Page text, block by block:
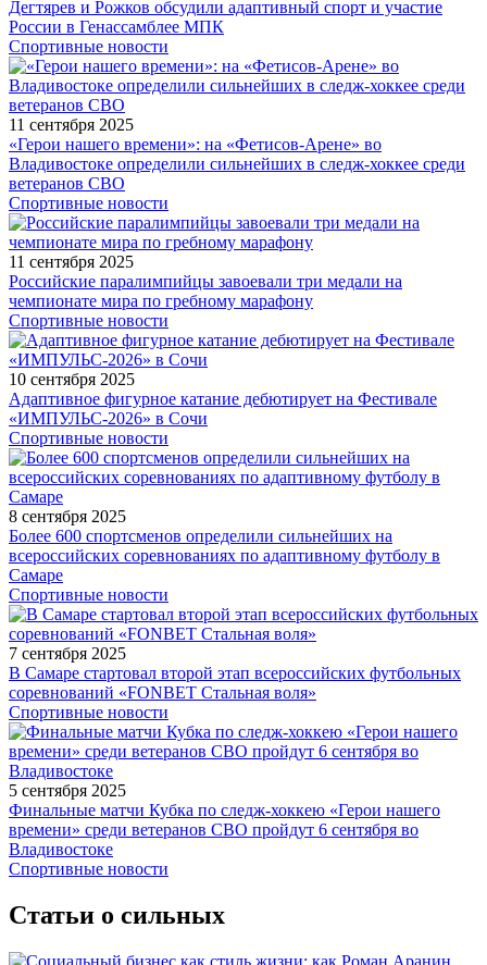
Дегтярев и Рожков обсудили адаптивный спорт и участие
России в Генассамблее МПК
Спортивные новости
11 сентября 2025
«Герои нашего времени»: на «Фетисов-Арене» во
Владивостоке определили сильнейших в следж-хоккее среди
ветеранов СВО
Спортивные новости
11 сентября 2025
Российские паралимпийцы завоевали три медали на
чемпионате мира по гребному марафону
Спортивные новости
10 сентября 2025
Адаптивное фигурное катание дебютирует на Фестивале
«ИМПУЛЬС-2026» в Сочи
Спортивные новости
8 сентября 2025
Более 600 спортсменов определили сильнейших на
всероссийских соревнованиях по адаптивному футболу в
Самаре
Спортивные новости
7 сентября 2025
В Самаре стартовал второй этап всероссийских футбольных
соревнований «FONBET Стальная воля»
Спортивные новости
5 сентября 2025
Финальные матчи Кубка по следж-хоккею «Герои нашего
времени» среди ветеранов СВО пройдут 6 сентября во
Владивостоке
Спортивные новости
Статьи о сильных